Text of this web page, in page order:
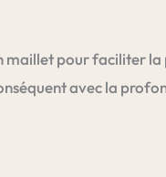
maillet pour faciliter
avec la